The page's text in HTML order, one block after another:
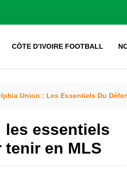
CÔTE D’IVOIRE FOOTBALL
Union : Les Essentiels Du
les essentiels
en MLS